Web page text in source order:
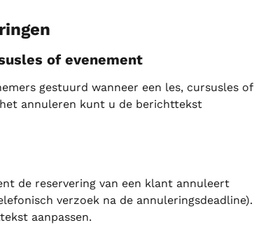
of evenement
gestuurd wanneer een les, cursusles of
annuleren kunt u de berichttekst
de reservering van een klant annuleert
verzoek na de annuleringsdeadline).
aanpassen.